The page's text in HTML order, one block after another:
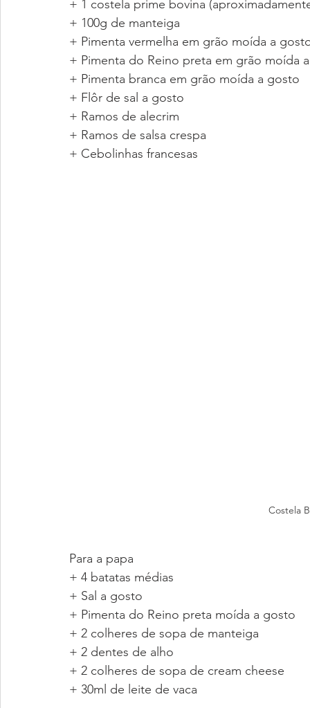
+ 1 costela prime bovina
+ 100g de manteiga
+ Pimenta vermelha em grão moída a
+ Pimenta do Reino preta em grão moída
+ Pimenta branca em grão moída a gosto
+ Flôr de sal a gosto
+ Ramos de alecrim
+ Ramos de salsa crespa
+ Cebolinhas francesas
Costela
Para a papa
+ 4 batatas médias
+ Sal a gosto
+ Pimenta do Reino preta moída a gosto
+ 2 colheres de sopa de manteiga
+ 2 dentes de alho
+ 2 colheres de sopa de cream cheese
+ 30ml de leite de vaca